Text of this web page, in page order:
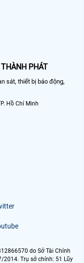
PHÁT
sát, thiết bị báo động,
Hồ Chí Minh
do Sở Tài Chính
2014. Trụ sở chính: 51 Lũy